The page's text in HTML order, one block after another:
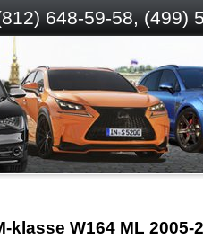
648-59-58, (499)
W164 ML 2005-